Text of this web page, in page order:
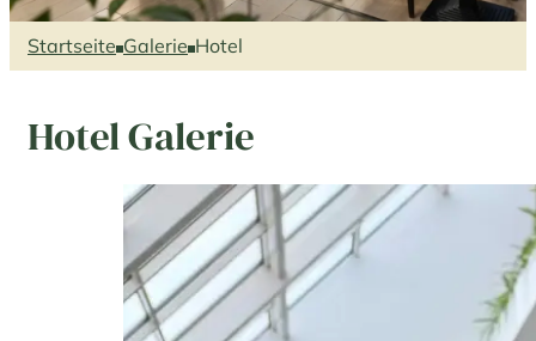
Startseite Galerie Hotel
Hotel Galerie